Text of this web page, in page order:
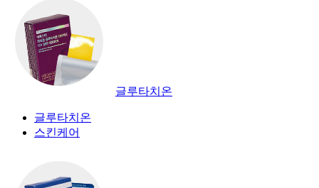
글루타치온
글루타치온
스킨케어